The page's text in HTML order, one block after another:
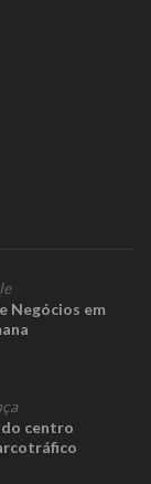
Negócios em
do centro